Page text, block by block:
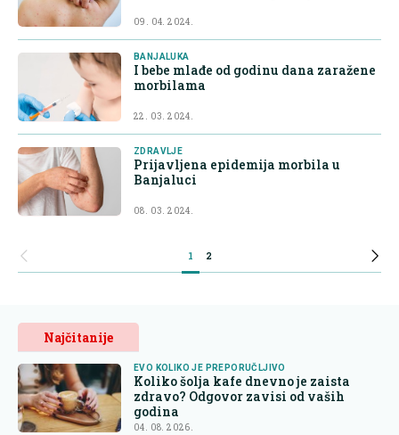
09. 04. 2024.
BANJALUKA
I bebe mlađe od godinu dana zaražene
morbilama
22. 03. 2024.
ZDRAVLJE
Prijavljena epidemija morbila u
Banjaluci
08. 03. 2024.
1 2
Najčitanije
EVO KOLIKO JE PREPORUČLJIVO
Koliko šolja kafe dnevno je zaista
zdravo? Odgovor zavisi od vaših
godina
04. 08. 2026.